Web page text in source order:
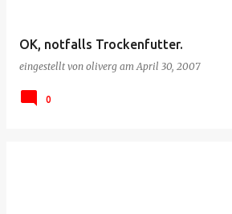
OK, notfalls Trockenfutter.
eingestellt von oliverg amApril 30, 2007
0